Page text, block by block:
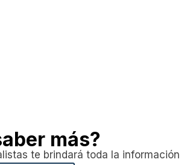
más?
te brindará toda la